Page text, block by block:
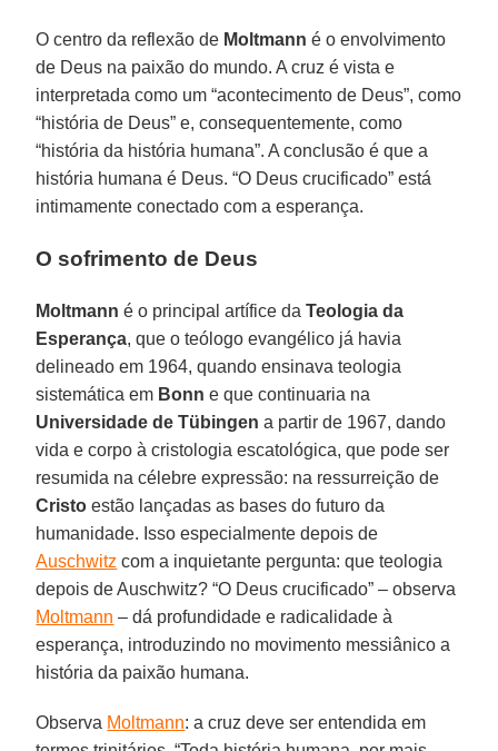
O centro da reflexão de Moltmann é o envolvimento
de Deus na paixão do mundo. A cruz é vista e
interpretada como um “acontecimento de Deus”, como
“história de Deus” e, consequentemente, como
“história da história humana”. A conclusão é que a
história humana é Deus. “O Deus crucificado” está
intimamente conectado com a esperança.
O sofrimento de Deus
Moltmann é o principal artífice daTeologia da
Esperança, que o teólogo evangélico já havia
delineado em 1964, quando ensinava teologia
sistemática em Bonn e que continuaria na
Universidade de Tübingen a partir de 1967, dando
vida e corpo à cristologia escatológica, que pode ser
resumida na célebre expressão: na ressurreição de
Cristo estão lançadas as bases do futuro da
humanidade. Isso especialmente depois de
Auschwitz com a inquietante pergunta: que teologia
depois de Auschwitz? “O Deus crucificado” – observa
Moltmann – dá profundidade e radicalidade à
esperança, introduzindo no movimento messiânico a
história da paixão humana.
Observa Moltmann: a cruz deve ser entendida em